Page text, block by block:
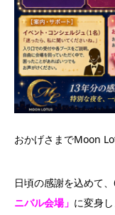
おかげさまでMoon
日頃の感謝を込めて
ニバル会場」 に変身